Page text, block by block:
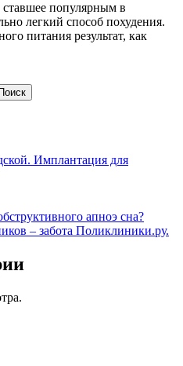
ставшее популярным в
легкий способ похудения.
питания результат, как
Поиск
Имплантация для
апноэ сна?
– забота Поликлиники.ру.